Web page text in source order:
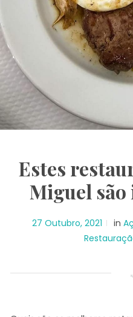
Estes
Miguel
27 Outubro, 2021 in